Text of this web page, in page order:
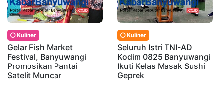
Kuliner
Gelar Fish Market
Festival, Banyuwangi
Promosikan Pantai
Satelit Muncar
Kuliner
Seluruh Istri TNI-AD
Kodim 0825 Banyuwangi
Ikuti Kelas Masak Sushi
Geprek